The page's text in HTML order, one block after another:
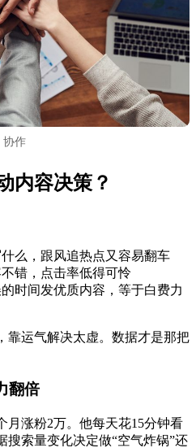
协作
内容决策？
什么，跟风追热点又容易翻车
不错，点击率低得可怜
的时间发优质内容，等于白费力
靠运气解决太虚。数据才是那把
翻倍
月涨粉2万。他每天花15分钟看
搜索量变化决定做“空气炸锅”还